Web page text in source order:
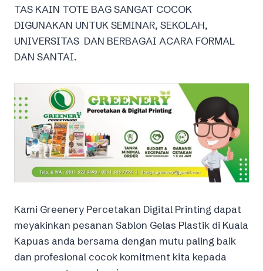
TAS KAIN TOTE BAG SANGAT COCOK
DIGUNAKAN UNTUK SEMINAR, SEKOLAH,
UNIVERSITAS DAN BERBAGAI ACARA FORMAL
DAN SANTAI.
Kami Greenery Percetakan Digital Printing dapat
meyakinkan pesanan Sablon Gelas Plastik di Kuala
Kapuas anda bersama dengan mutu paling baik
dan profesional cocok komitment kita kepada